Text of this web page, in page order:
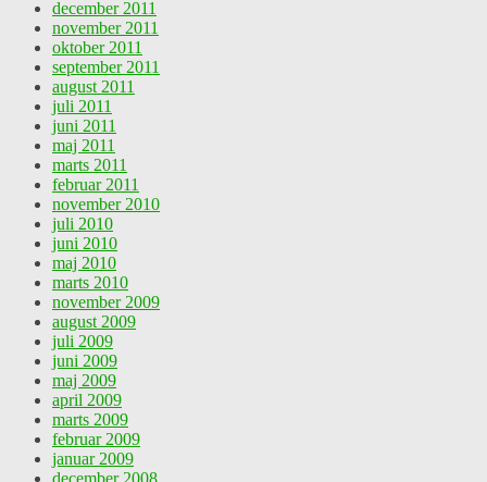
december 2011
november 2011
oktober 2011
september 2011
august 2011
juli 2011
juni 2011
maj 2011
marts 2011
februar 2011
november 2010
juli 2010
juni 2010
maj 2010
marts 2010
november 2009
august 2009
juli 2009
juni 2009
maj 2009
april 2009
marts 2009
februar 2009
januar 2009